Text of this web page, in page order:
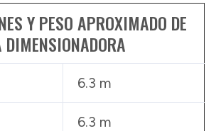
Y PESO APROXIMADO DE
6.3 m
6.3 m